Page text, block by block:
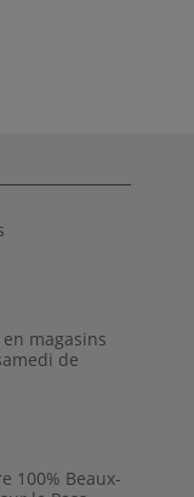
magasins
de
100% Beaux-